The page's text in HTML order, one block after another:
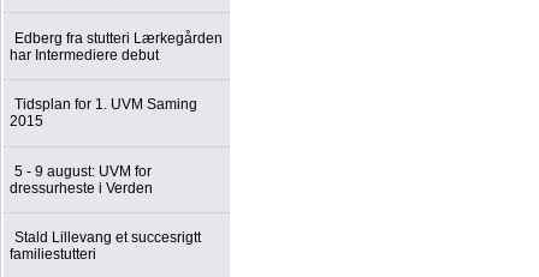
Edberg fra stutteri Lærkegården
har Intermediere debut
Tidsplan for 1. UVM Saming
2015
5 - 9 august: UVM for
dressurheste i Verden
Stald Lillevang et succesrigtt
familiestutteri